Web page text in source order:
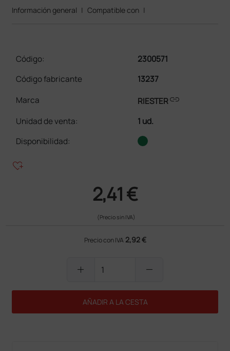
Información general | Compatible con |
Código:
2300571
Código fabricante
13237
Marca
RIESTERlink
Unidad de venta:
1 ud.
Disponibilidad:
heart_plus
2,41 €
(Precio sin IVA)
Precio con IVA 2,92 €
add remove
AÑADIR A LA CESTA